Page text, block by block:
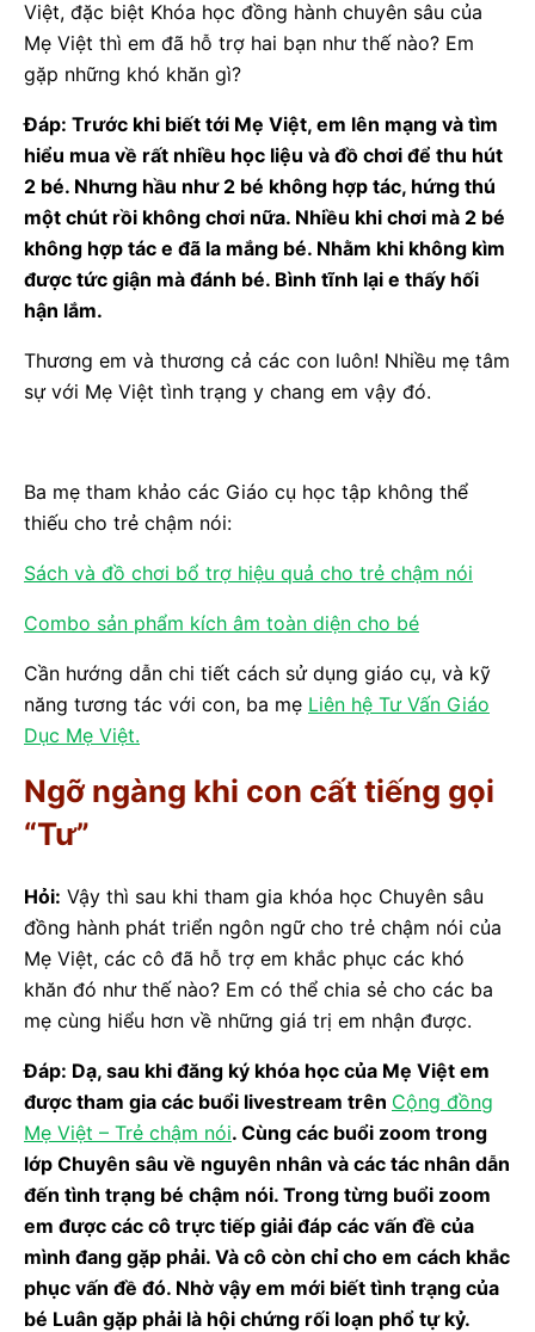
Việt, đặc biệt Khóa học đồng hành chuyên sâu của
Mẹ Việt thì em đã hỗ trợ hai bạn như thế nào? Em
gặp những khó khăn gì?
Đáp: Trước khi biết tới Mẹ Việt, em lên mạng và tìm
hiểu mua về rất nhiều học liệu và đồ chơi để thu hút
2 bé. Nhưng hầu như 2 bé không hợp tác, hứng thú
một chút rồi không chơi nữa. Nhiều khi chơi mà 2 bé
không hợp tác e đã la mắng bé. Nhằm khi không kìm
được tức giận mà đánh bé. Bình tĩnh lại e thấy hối
hận lắm.
Thương em và thương cả các con luôn! Nhiều mẹ tâm
sự với Mẹ Việt tình trạng y chang em vậy đó.
Ba mẹ tham khảo các Giáo cụ học tập không thể
thiếu cho trẻ chậm nói:
Sách và đồ chơi bổ trợ hiệu quả cho trẻ chậm nói
Combo sản phẩm kích âm toàn diện cho bé
Cần hướng dẫn chi tiết cách sử dụng giáo cụ, và kỹ
năng tương tác với con, ba mẹ Liên hệ Tư Vấn Giáo
Dục Mẹ Việt.
Ngỡ ngàng khi con cất tiếng gọi
“Tư”
Hỏi: Vậy thì sau khi tham gia khóa học Chuyên sâu
đồng hành phát triển ngôn ngữ cho trẻ chậm nói của
Mẹ Việt, các cô đã hỗ trợ em khắc phục các khó
khăn đó như thế nào? Em có thể chia sẻ cho các ba
mẹ cùng hiểu hơn về những giá trị em nhận được.
Đáp: Dạ, sau khi đăng ký khóa học của Mẹ Việt em
được tham gia các buổi livestream trên Cộng đồng
Mẹ Việt – Trẻ chậm nói. Cùng các buổi zoom trong
lớp Chuyên sâu về nguyên nhân và các tác nhân dẫn
đến tình trạng bé chậm nói. Trong từng buổi zoom
em được các cô trực tiếp giải đáp các vấn đề của
mình đang gặp phải. Và cô còn chỉ cho em cách khắc
phục vấn đề đó. Nhờ vậy em mới biết tình trạng của
bé Luân gặp phải là hội chứng rối loạn phổ tự kỷ.